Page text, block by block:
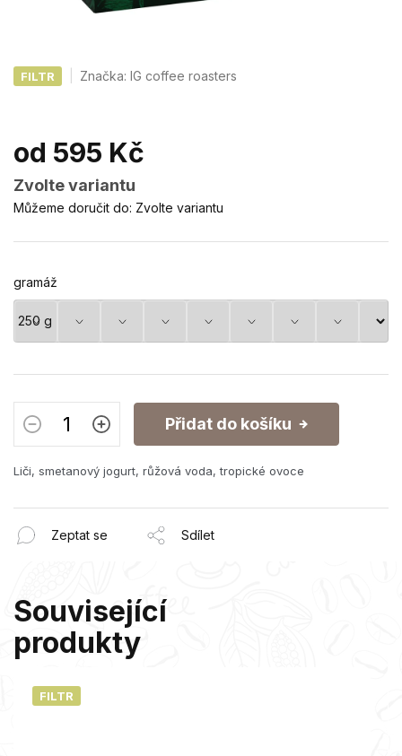
FILTR Značka:IG coffee roasters
od 595 Kč
Měrná
cena:
Zvolte variantu
gramáž
Můžeme doručit do: Zvolte variantu
Přidat do košíku
Liči, smetanový jogurt, růžová voda, tropické ovoce
Zeptat se Sdílet
Související
produkty
FILTR